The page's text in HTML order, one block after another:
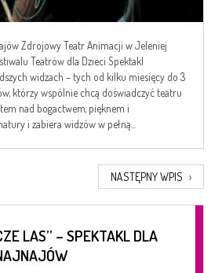
Zdrojowy Teatr Animacji w Jeleniej
Teatrów dla Dzieci Spektakl
widzach – tych od kilku miesięcy do 3
którzy wspólnie chcą doświadczyć teatru
nad bogactwem, pięknem i
i zabiera widzów w pełną...
NASTĘPNY WPIS ›
LAS” – SPEKTAKL DLA